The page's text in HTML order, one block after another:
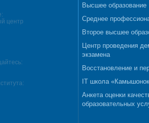
центр
Высшее образование
Среднее
Второе высшее
Центр проведения
экзамена
Восстановление и
IT школа
Анкета оценки
образовательных